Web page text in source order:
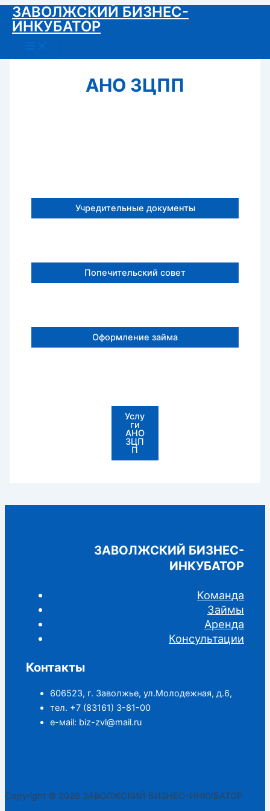
Перейти
содержимому
ЗАВОЛЖСКИЙ БИЗНЕС-
ИНКУБАТОР
Main
Menu
АНО ЗЦПП
Учредительные документы
Попечительский совет
Оформление займа
Услу
ги
АНО
ЗЦП
П
ЗАВОЛЖСКИЙ БИЗНЕС-
ИНКУБАТОР
Команда
Займы
Аренда
Консультации
Контакты
606523, г. Заволжье, ул.Молодежная, д.6,
тел. +7 (83161) 3-81-00
е-маil: biz-zvl@mail.ru
Copyright © 2026 ЗАВОЛЖСКИЙ БИЗНЕС-ИНКУБАТОР